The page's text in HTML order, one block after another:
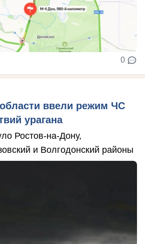
0
ввели режим ЧС
урагана
Ростов-на-Дону,
и Волгодонский районы